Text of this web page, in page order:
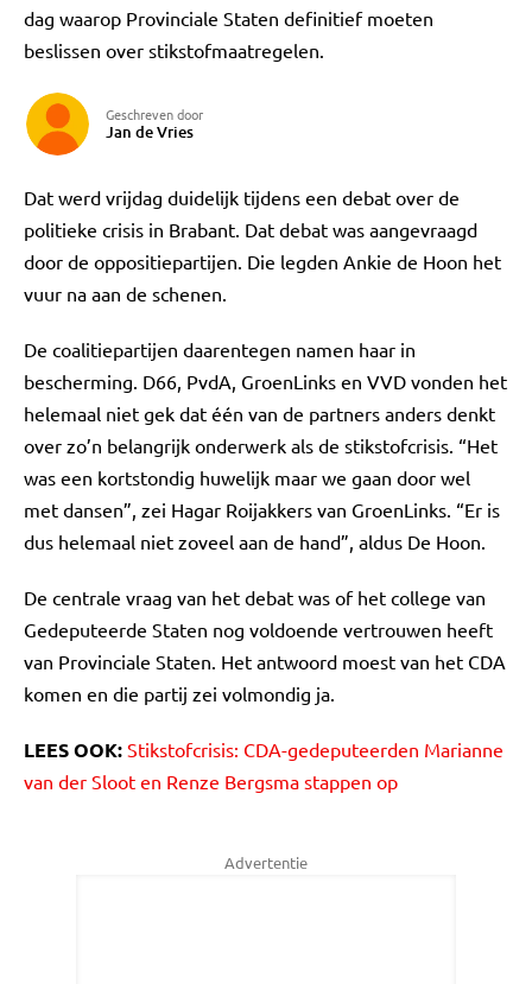
dag waarop Provinciale Staten definitief moeten
beslissen over stikstofmaatregelen.
Geschreven door
Jan de Vries
Dat werd vrijdag duidelijk tijdens een debat over de
politieke crisis in Brabant. Dat debat was aangevraagd
door de oppositiepartijen. Die legden Ankie de Hoon het
vuur na aan de schenen.
De coalitiepartijen daarentegen namen haar in
bescherming. D66, PvdA, GroenLinks en VVD vonden het
helemaal niet gek dat één van de partners anders denkt
over zo’n belangrijk onderwerk als de stikstofcrisis. “Het
was een kortstondig huwelijk maar we gaan door wel
met dansen”, zei Hagar Roijakkers van GroenLinks. “Er is
dus helemaal niet zoveel aan de hand”, aldus De Hoon.
De centrale vraag van het debat was of het college van
Gedeputeerde Staten nog voldoende vertrouwen heeft
van Provinciale Staten. Het antwoord moest van het CDA
komen en die partij zei volmondig ja.
LEES OOK: Stikstofcrisis: CDA-gedeputeerden Marianne
van der Sloot en Renze Bergsma stappen op
Advertentie